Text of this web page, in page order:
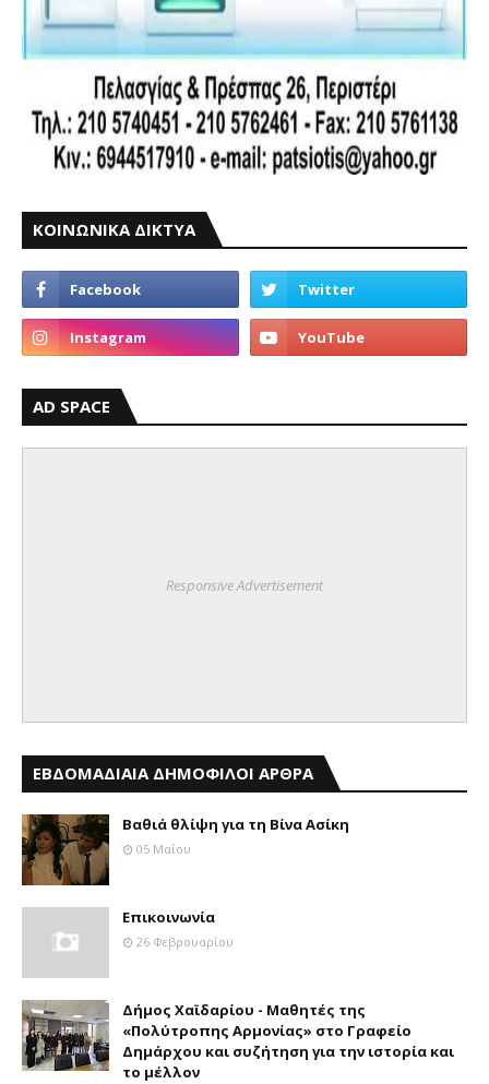
ΚΟΙΝΩΝΙΚΑ ΔΙΚΤΥΑ
AD SPACE
Responsive Advertisement
ΕΒΔΟΜΑΔΙΑΙΑ ΔΗΜΟΦΙΛΟΙ ΑΡΘΡΑ
Βαθιά θλίψη για τη Βίνα Ασίκη
05 Μαΐου
Επικοινωνία
26 Φεβρουαρίου
Δήμος Χαϊδαρίου - Μαθητές της
«Πολύτροπης Αρμονίας» στο Γραφείο
Δημάρχου και συζήτηση για την ιστορία και
το μέλλον